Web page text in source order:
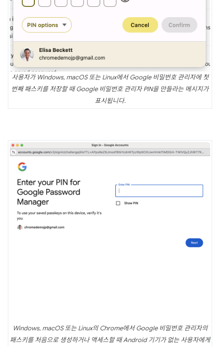
사용자가 Windows, macOS 또는 Linux에서 Google 비밀번호 관리자에 첫
번째 패스키를 저장할 때 Google 비밀번호 관리자 PIN을 만들라는 메시지가
표시됩니다.
Windows, macOS 또는 Linux의 Chrome에서 Google 비밀번호 관리자의
패스키를 처음으로 생성하거나 액세스할 때 Android 기기가 없는 사용자에게